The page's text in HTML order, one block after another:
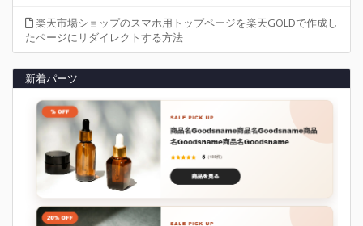
楽天市場ショップのスマホ用トップページを楽天GOLDで作成し
たページにリダイレクトする方法
新着パーツ